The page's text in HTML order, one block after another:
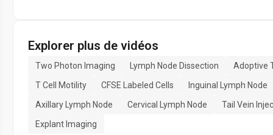
Explorer plus de vidéos
Two Photon Imaging Lymph Node Dissection
Adoptive
T Cell Motility
CFSE Labeled Cells
Inguinal Lymph Node
Axillary Lymph Node
Cervical Lymph Node
Tail Vein
Explant Imaging